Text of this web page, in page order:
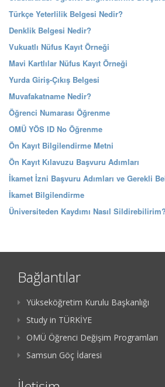
Türkçe Yeterlilik Belgesi Nedir?
Denklik Belgesi Nedir?
Vukuatlı Nüfus Kayıt Örneği
Mavi Kartlılar Nüfus Kayıt Örneği
Yurda Giriş-Çıkış Belgesi
Muvafakatname Nedir?
Öğrenci Numarası Öğrenme
OMÜ YÖS ID No Öğrenme
Ön Kayıt Bilgilendirme Metni
Ön Kayıt Kılavuzu Başvuru Adımları
İkamet İzni Başvuru Adımları ve Gerekli
İkamet Bilgilendirme
Üniversiteden Kaydımı Nasıl Sildirebilirim?
Bağlantılar
Yükseköğretim Kurulu Başkanlığı
Study in TÜRKİYE
OMÜ Öğrenci Değişim Programları
Samsun Göç İdaresi